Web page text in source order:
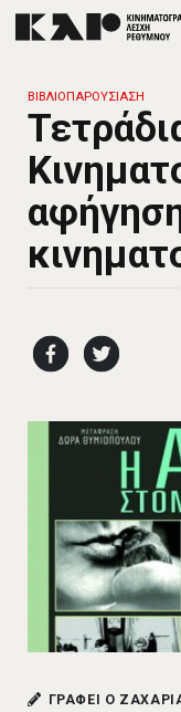
ΒΙΒΛΙΟΠΑΡΟΥΣΙΑΣΗ
ΓΡΑΦΕΙ Ο